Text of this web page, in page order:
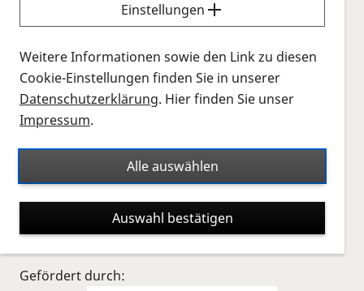
Sitemap
Netzhauterkrankungen
Leben
Forschung
Beratung
Regionalgruppen
Infomaterial
Gefördert durch:
Einstellungen
Weitere Informationen sowie den Link zu diesen
Cookie-Einstellungen finden Sie in unserer
Datenschutzerklärung. Hier finden Sie unser
Impressum.
Alle auswählen
Auswahl bestätigen